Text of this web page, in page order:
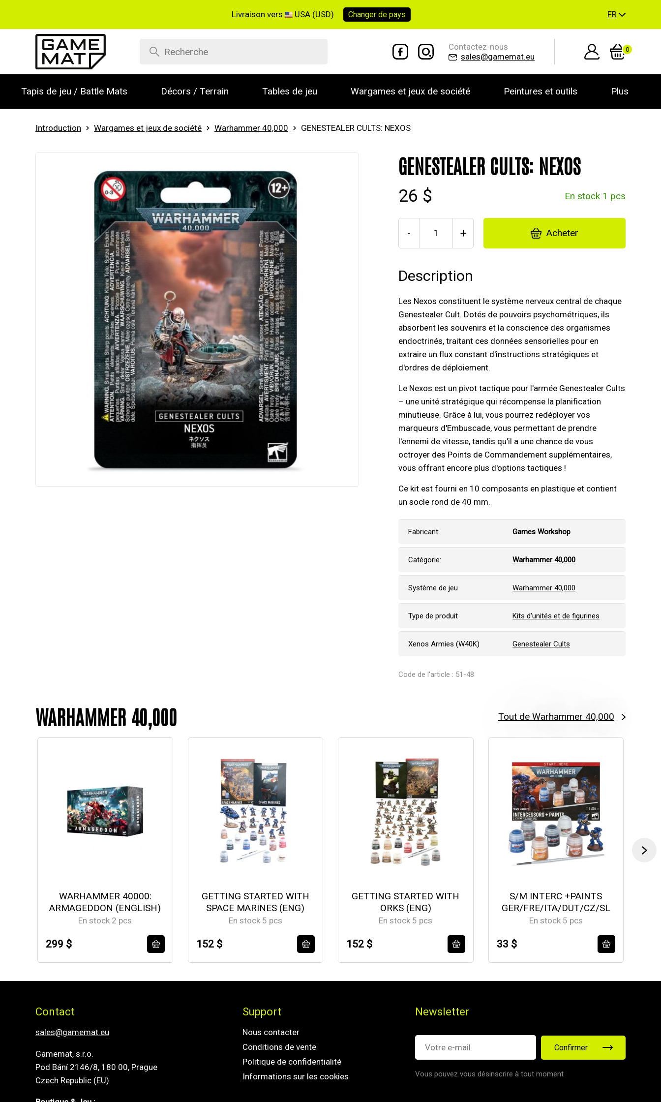
Livraison vers USA (USD) Changer depays FR
Contactez-nous
sales@gamemat.eu
0
Tapis de jeu / Battle Mats Décors / Terrain Tables de jeu Wargames et jeux de société Peintures et outils Plus
Introduction Wargames et jeux de société Warhammer 40,000 GENESTEALER CULTS: NEXOS
GENESTEALER CULTS: NEXOS
26 $ En stock 1 pcs
- + Acheter
Description
Les Nexos constituent le système nerveux central de chaque
Genestealer Cult. Dotés de pouvoirs psychométriques, ils
absorbent les souvenirs et la conscience des organismes
endoctrinés, traitant ces données sensorielles pour en
extraire un flux constant d'instructions stratégiques et
d'ordres de déploiement.
Le Nexos est un pivot tactique pour l'armée Genestealer Cults
– une unité stratégique qui récompense la planification
minutieuse. Grâce à lui, vous pourrez redéployer vos
marqueurs d'Embuscade, vous permettant de prendre
l'ennemi de vitesse, tandis qu'il a une chance de vous
octroyer des Points de Commandement supplémentaires,
vous offrant encore plus d'options tactiques !
Ce kit est fourni en 10 composants en plastique et contient
un socle rond de 40 mm.
Fabricant: Games Workshop
Catégorie: Warhammer 40,000
Système de jeu Warhammer 40,000
Type de produit Kits d'unités et de figurines
Xenos Armies (W40K) Genestealer Cults
Code de l'article : 51-48
WARHAMMER 40,000 Tout de Warhammer 40,000
WARHAMMER 40000:
ARMAGEDDON (ENGLISH)
En stock 2 pcs
299 $
GETTING STARTED WITH
SPACE MARINES (ENG)
En stock 5 pcs
152 $
GETTING STARTED WITH
ORKS (ENG)
En stock 5 pcs
152 $
S/M INTERC +PAINTS
GER/FRE/ITA/DUT/CZ/SL
En stock 5 pcs
33 $
Contact
sales@gamemat.eu
Gamemat, s.r.o.
Pod Bání 2146/8, 180 00, Prague
Czech Republic (EU)
Support
Nous contacter
Conditions de vente
Politique de confidentialité
Informations sur les cookies
Newsletter
Confirmer
Vous pouvez vous désinscrire à tout moment